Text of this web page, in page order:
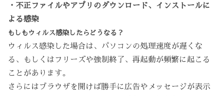
・不正ファイルやアプリのダウンロード、インストールに
よる感染
もしもウィルス感染したらどうなる？
ウィルス感染した場合は、パソコンの処理速度が遅くな
る、もしくはフリーズや強制終了、再起動が頻繁に起こる
ことがあります。
さらにはブラウザを開けば勝手に広告やメッセージが表示